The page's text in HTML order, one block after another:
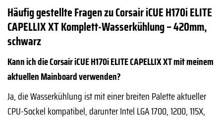
Häufig gestellte Fragen zu Corsair iCUE H170i ELITE
CAPELLIX XT Komplett-Wasserkühlung – 420mm,
schwarz
Kann ich die Corsair iCUE H170i ELITE CAPELLIX XT mit meinem
aktuellen Mainboard verwenden?
Ja, die Wasserkühlung ist mit einer breiten Palette aktueller
CPU-Sockel kompatibel, darunter Intel LGA 1700, 1200, 115X,